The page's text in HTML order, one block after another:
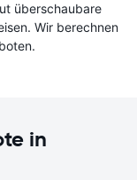
überschaubare
Wir berechnen
in